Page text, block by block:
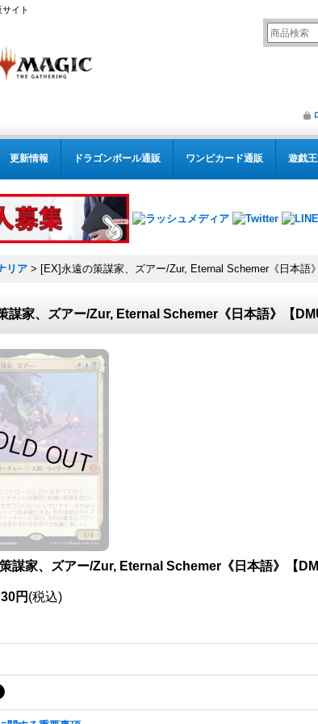
イト
更新情報 ドラゴンボール通販 ワンピカード通販 遊戯
リア > [EX]永遠の策謀家、ズアー/Zur, Eternal Schemer《日本語
謀家、ズアー/Zur, Eternal Schemer《日本語》【
謀家、ズアー/Zur, Eternal Schemer《日本語》【
30円 (税込)